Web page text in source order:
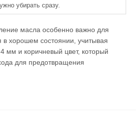
убирать сразу.
масла особенно важно для
хорошем состоянии, учитывая
мм и коричневый цвет, который
для предотвращения